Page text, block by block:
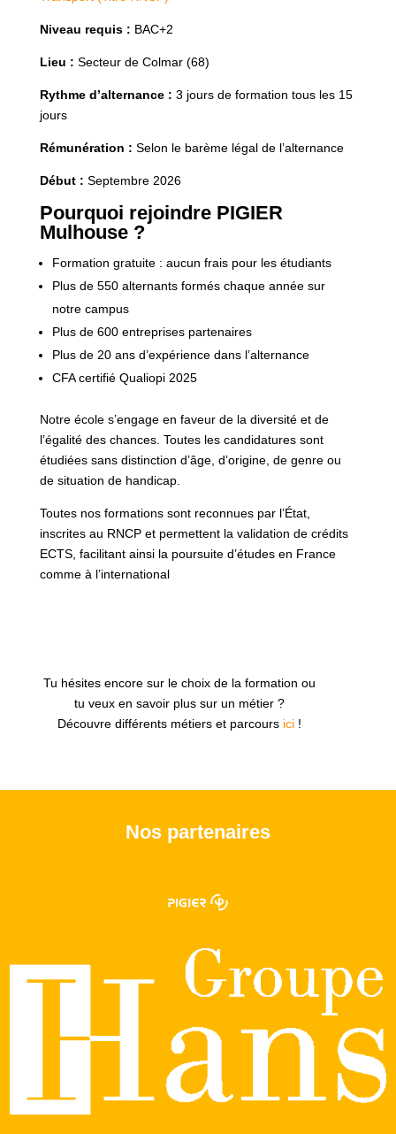
Niveau requis : BAC+2
Lieu : Secteur de Colmar (68)
Rythme d’alternance : 3 jours de formation tous les 15
jours
Rémunération : Selon le barème légal de l’alternance
Début : Septembre 2026
Pourquoi rejoindre PIGIER
Mulhouse ?
Formation gratuite : aucun frais pour les étudiants
Plus de 550 alternants formés chaque année sur
notre campus
Plus de 600 entreprises partenaires
Plus de 20 ans d’expérience dans l’alternance
CFA certifié Qualiopi 2025
Notre école s’engage en faveur de la diversité et de
l’égalité des chances. Toutes les candidatures sont
étudiées sans distinction d’âge, d’origine, de genre ou
de situation de handicap.
Toutes nos formations sont reconnues par l’État,
inscrites au RNCP et permettent la validation de crédits
ECTS, facilitant ainsi la poursuite d’études en France
comme à l’international
Tu hésites encore sur le choix de la formation ou
tu veux en savoir plus sur un métier ?
Découvre différents métiers et parcours ici!
Nos partenaires